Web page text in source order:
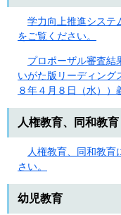
学力向上推進システ
をご覧ください。
プロポーザル審査結
いがた版リーディング
８年４月８日（水））
人権教育、同和教育
人権教育、同和教
さい。
幼児教育